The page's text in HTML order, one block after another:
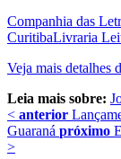
Companhia das
CuritibaLivraria
Veja mais detalhes
Leia mais sobre:
< anterior
Guaraná próximo
>